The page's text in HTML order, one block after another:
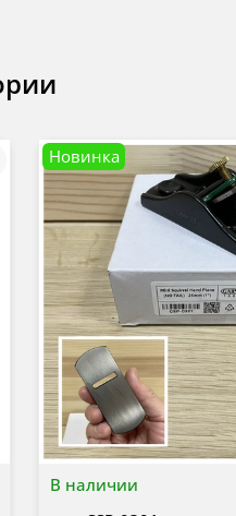
В наличии
Новинка